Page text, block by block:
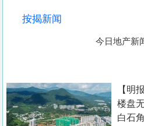
置
业
按揭新闻
今日地产新
【明
楼盘
白石